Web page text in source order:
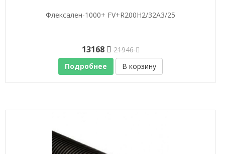
Флексален-1000+ FV+R200H2/32A3/25
13168
21946
Подробнее
В корзину